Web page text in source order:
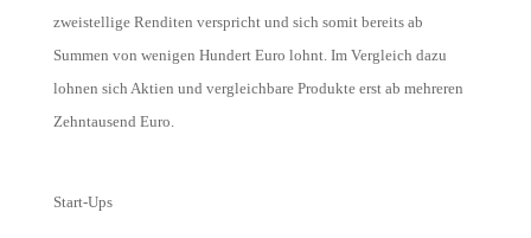
zweistellige Renditen verspricht und sich somit bereits ab
Summen von wenigen Hundert Euro lohnt. Im Vergleich dazu
lohnen sich Aktien und vergleichbare Produkte erst ab mehreren
Zehntausend Euro.
Start-Ups